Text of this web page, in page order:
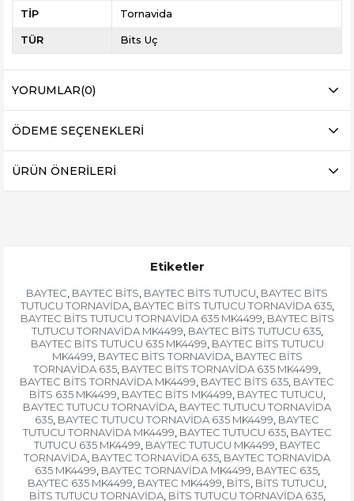
TİP Tornavida
TÜR Bits Uç
YORUMLAR(0)
ÖDEME SEÇENEKLERI
ÜRÜN ÖNERILERI
Etiketler
BAYTEC, BAYTEC BİTS, BAYTEC BİTS TUTUCU, BAYTEC BİTS
TUTUCU TORNAVİDA, BAYTEC BİTS TUTUCU TORNAVİDA 635,
BAYTEC BİTS TUTUCU TORNAVİDA 635 MK4499, BAYTEC BİTS
TUTUCU TORNAVİDA MK4499, BAYTEC BİTS TUTUCU 635,
BAYTEC BİTS TUTUCU 635 MK4499, BAYTEC BİTS TUTUCU
MK4499, BAYTEC BİTS TORNAVİDA, BAYTEC BİTS
TORNAVİDA 635, BAYTEC BİTS TORNAVİDA 635 MK4499,
BAYTEC BİTS TORNAVİDA MK4499, BAYTEC BİTS 635, BAYTEC
BİTS 635 MK4499, BAYTEC BİTS MK4499, BAYTEC TUTUCU,
BAYTEC TUTUCU TORNAVİDA, BAYTEC TUTUCU TORNAVİDA
635, BAYTEC TUTUCU TORNAVİDA 635 MK4499, BAYTEC
TUTUCU TORNAVİDA MK4499, BAYTEC TUTUCU 635, BAYTEC
TUTUCU 635 MK4499, BAYTEC TUTUCU MK4499, BAYTEC
TORNAVİDA, BAYTEC TORNAVİDA 635, BAYTEC TORNAVİDA
635 MK4499, BAYTEC TORNAVİDA MK4499, BAYTEC 635,
BAYTEC 635 MK4499, BAYTEC MK4499, BİTS, BİTS TUTUCU,
BİTS TUTUCU TORNAVİDA, BİTS TUTUCU TORNAVİDA 635,